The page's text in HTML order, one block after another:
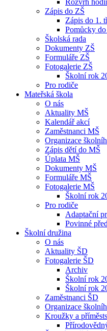
Rozvrh
Zápis do ZŠ
Zápis do 1.
Pomůcky
Školská rada
Dokumenty ZŠ
Formuláře ZŠ
Fotogalerie ZŠ
Školní rok
Pro rodiče
Mateřská škola
O nás
Aktuality MŠ
Kalendář akcí
Zaměstnanci MŠ
Organizace
Zápis dětí do MŠ
Úplata MŠ
Dokumenty MŠ
Formuláře MŠ
Fotogalerie MŠ
Školní rok
Pro rodiče
Adaptační
Povinné
Školní družina
O nás
Aktuality ŠD
Fotogalerie ŠD
Archiv
Školní rok
Školní rok
Zaměstnanci ŠD
Organizace
Kroužky a